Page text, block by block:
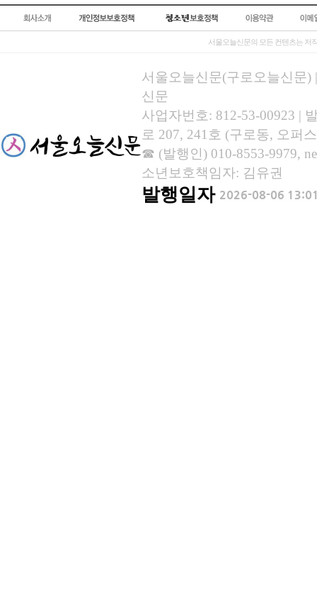
서울오늘신문의 모든 컨텐츠는 저
서울오늘신문(구로오늘신문)
신문
사업자번호: 812-53-00923 |
로 207, 241호 (구로동, 오퍼
☎ (발행인) 010-8553-9979,
소년보호책임자: 김유권
발행일자